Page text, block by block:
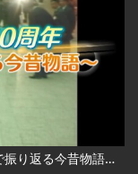
『さっぽろ地下街50周年 ～懐かしい映像で振り返る今昔物語～』